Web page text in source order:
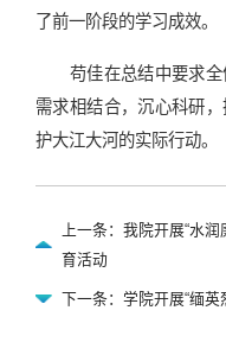
了前一阶段的学习成效。
苟佳在总结中要求
需求相结合，沉心科研
护大江大河的实际行动。
上一条：我院开展“水
育活动
下一条：学院开展“缅英